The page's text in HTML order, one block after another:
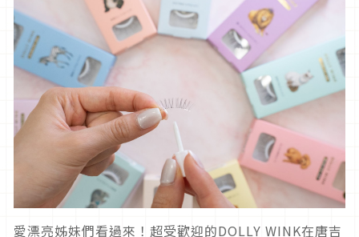
愛漂亮姊妹們看過來！超受歡迎的DOLLY WINK在唐吉